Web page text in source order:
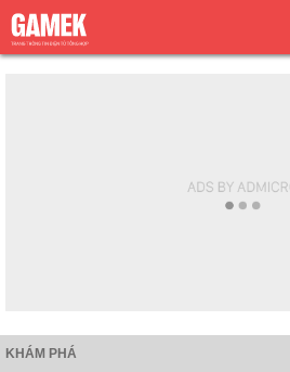
KHÁM PHÁ